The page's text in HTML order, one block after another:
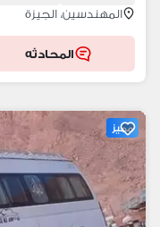
المهندسين، الجيزة
المحادثه
مميز